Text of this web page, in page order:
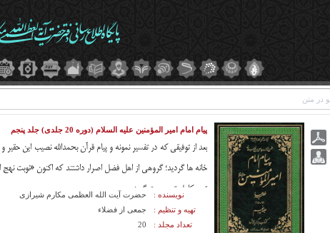
پیام امام امیر المؤمنین علیه السلام (دوره 20 جلدی) جلد پنجم
بعد از توفیقى که در تفسیر نمونه و پیام قرآن بحمدالله نصیب این
خانه ها گردید؛ گروهى از اهل فضل اصرار داشتند که اکنون «نوبت نهج
تر و کامل تر صورت گیرد.
نویسنده :
حضرت آیت الله العظمی مکارم شیرازی
تهیه و تنظیم :
جمعی از فضلاء
تعداد مجلد :
20